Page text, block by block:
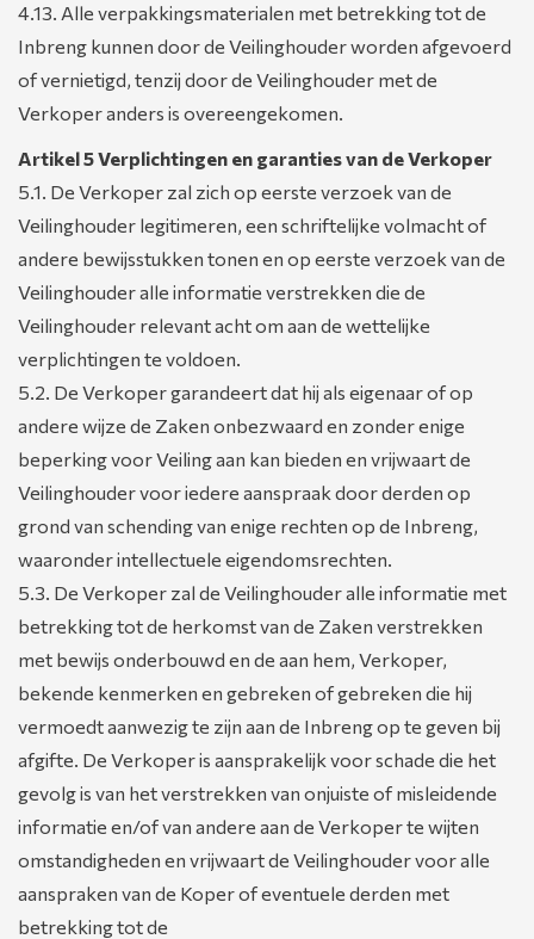
4.13. Alle verpakkingsmaterialen met betrekking tot de
Inbreng kunnen door de Veilinghouder worden afgevoerd
of vernietigd, tenzij door de Veilinghouder met de
Verkoper anders is overeengekomen.
Artikel 5 Verplichtingen en garanties van de Verkoper
5.1. De Verkoper zal zich op eerste verzoek van de
Veilinghouder legitimeren, een schriftelijke volmacht of
andere bewijsstukken tonen en op eerste verzoek van de
Veilinghouder alle informatie verstrekken die de
Veilinghouder relevant acht om aan de wettelijke
verplichtingen te voldoen.
5.2. De Verkoper garandeert dat hij als eigenaar of op
andere wijze de Zaken onbezwaard en zonder enige
beperking voor Veiling aan kan bieden en vrijwaart de
Veilinghouder voor iedere aanspraak door derden op
grond van schending van enige rechten op de Inbreng,
waaronder intellectuele eigendomsrechten.
5.3. De Verkoper zal de Veilinghouder alle informatie met
betrekking tot de herkomst van de Zaken verstrekken
met bewijs onderbouwd en de aan hem, Verkoper,
bekende kenmerken en gebreken of gebreken die hij
vermoedt aanwezig te zijn aan de Inbreng op te geven bij
afgifte. De Verkoper is aansprakelijk voor schade die het
gevolg is van het verstrekken van onjuiste of misleidende
informatie en/of van andere aan de Verkoper te wijten
omstandigheden en vrijwaart de Veilinghouder voor alle
aanspraken van de Koper of eventuele derden met
betrekking tot de